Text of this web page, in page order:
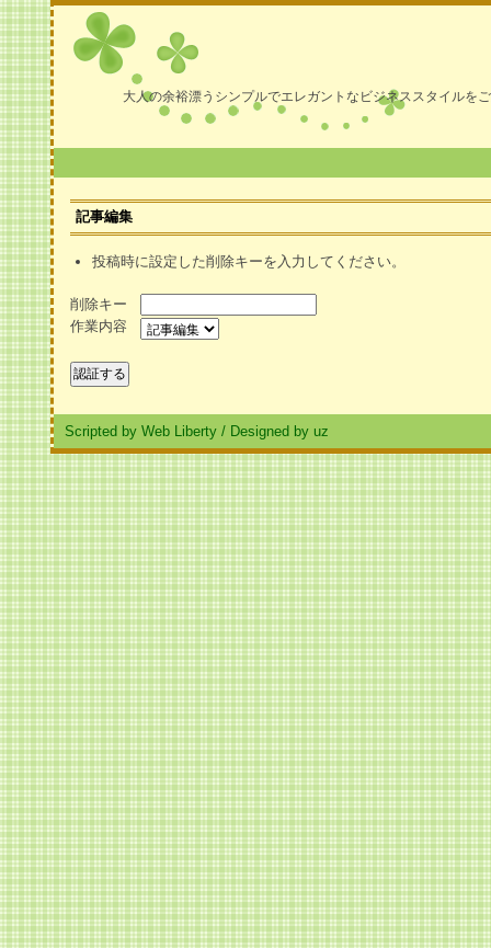
大人の余裕漂うシンプルでエレガントなビジネススタイルを
記事編集
投稿時に設定した削除キーを入力してください。
削除キー
作業内容
Scripted by Web Liberty / Designed by uz